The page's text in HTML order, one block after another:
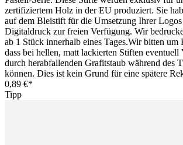
zertifiziertem Holz in der EU produziert. Sie
auf dem Bleistift für die Umsetzung Ihrer
Digitaldruck zur freien Verfügung. Wir
ab 1 Stück innerhalb eines Tages.Wir bitten um
dass bei hellen, matt lackierten Stiften eventuell
durch herabfallenden Grafitstaub während des
können. Dies ist kein Grund für eine spätere
0,89 €*
Tipp